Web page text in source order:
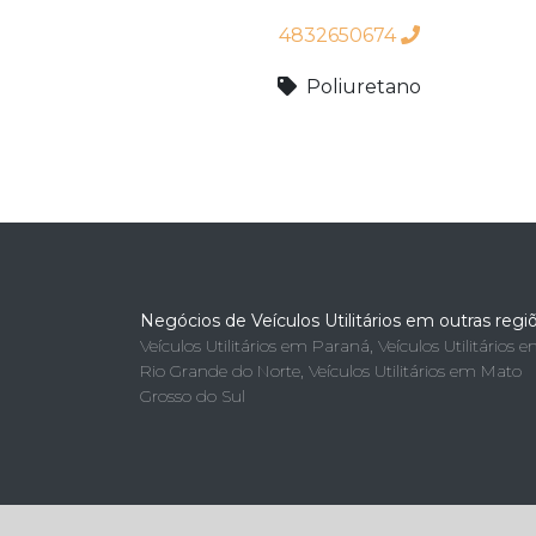
4832650674
Poliuretano
Negócios de Veículos Utilitários em outras
Veículos Utilitários em Paraná, Veículos Utilitários
Rio Grande do Norte, Veículos Utilitários em Mato
Grosso do Sul